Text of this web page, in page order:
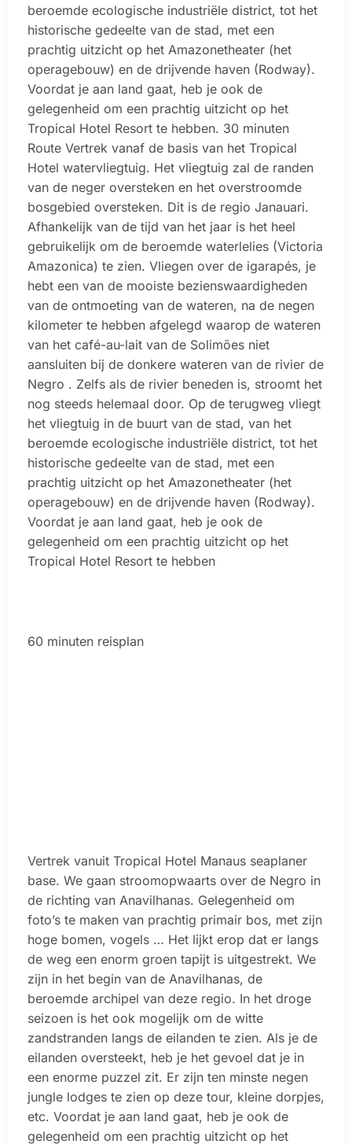
beroemde ecologische industriële district, tot het
historische gedeelte van de stad, met een
prachtig uitzicht op het Amazonetheater (het
operagebouw) en de drijvende haven (Rodway).
Voordat je aan land gaat, heb je ook de
gelegenheid om een ​​prachtig uitzicht op het
Tropical Hotel Resort te hebben. 30 minuten
Route Vertrek vanaf de basis van het Tropical
Hotel watervliegtuig. Het vliegtuig zal de randen
van de neger oversteken en het overstroomde
bosgebied oversteken. Dit is de regio Janauari.
Afhankelijk van de tijd van het jaar is het heel
gebruikelijk om de beroemde waterlelies (Victoria
Amazonica) te zien. Vliegen over de igarapés, je
hebt een van de mooiste bezienswaardigheden
van de ontmoeting van de wateren, na de negen
kilometer te hebben afgelegd waarop de wateren
van het café-au-lait van de Solimões niet
aansluiten bij de donkere wateren van de rivier de
Negro . Zelfs als de rivier beneden is, stroomt het
nog steeds helemaal door. Op de terugweg vliegt
het vliegtuig in de buurt van de stad, van het
beroemde ecologische industriële district, tot het
historische gedeelte van de stad, met een
prachtig uitzicht op het Amazonetheater (het
operagebouw) en de drijvende haven (Rodway).
Voordat je aan land gaat, heb je ook de
gelegenheid om een ​​prachtig uitzicht op het
Tropical Hotel Resort te hebben
60 minuten reisplan
Vertrek vanuit Tropical Hotel Manaus seaplaner
base. We gaan stroomopwaarts over de Negro in
de richting van Anavilhanas. Gelegenheid om
foto’s te maken van prachtig primair bos, met zijn
hoge bomen, vogels … Het lijkt erop dat er langs
de weg een enorm groen tapijt is uitgestrekt. We
zijn in het begin van de Anavilhanas, de
beroemde archipel van deze regio. In het droge
seizoen is het ook mogelijk om de witte
zandstranden langs de eilanden te zien. Als je de
eilanden oversteekt, heb je het gevoel dat je in
een enorme puzzel zit. Er zijn ten minste negen
jungle lodges te zien op deze tour, kleine dorpjes,
etc. Voordat je aan land gaat, heb je ook de
gelegenheid om een ​​prachtig uitzicht op het